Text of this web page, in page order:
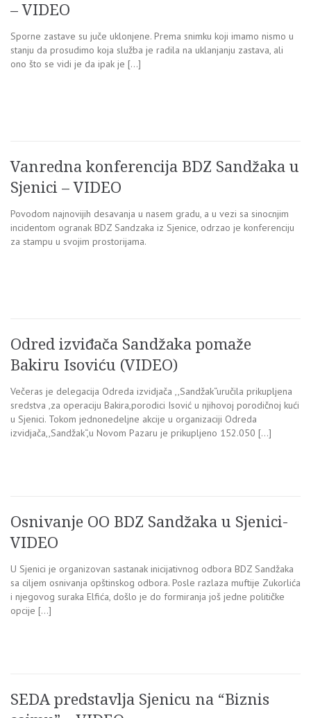
– VIDEO
Sporne zastave su juče uklonjene. Prema snimku koji imamo nismo u
stanju da prosudimo koja služba je radila na uklanjanju zastava, ali
ono što se vidi je da ipak je […]
Vanredna konferencija BDZ Sandžaka u
Sjenici – VIDEO
Povodom najnovijih desavanja u nasem gradu, a u vezi sa sinocnjim
incidentom ogranak BDZ Sandzaka iz Sjenice, odrzao je konferenciju
za stampu u svojim prostorijama.
Odred izviđača Sandžaka pomaže
Bakiru Isoviću (VIDEO)
Večeras je delegacija Odreda izvidjača ,,Sandžak“uručila prikupljena
sredstva ,za operaciju Bakira,porodici Isović u njihovoj porodičnoj kući
u Sjenici. Tokom jednonedeljne akcije u organizaciji Odreda
izvidjača,,Sandžak“,u Novom Pazaru je prikupljeno 152.050 […]
Osnivanje OO BDZ Sandžaka u Sjenici-
VIDEO
U Sjenici je organizovan sastanak inicijativnog odbora BDZ Sandžaka
sa ciljem osnivanja opštinskog odbora. Posle razlaza muftije Zukorlića
i njegovog suraka Elfića, došlo je do formiranja još jedne političke
opcije […]
SEDA predstavlja Sjenicu na “Biznis